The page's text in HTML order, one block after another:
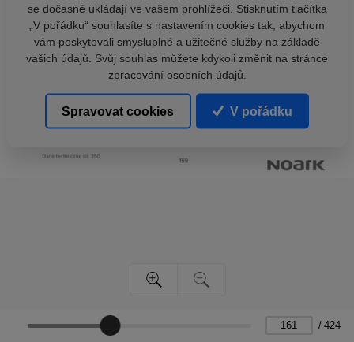
/ 424
se dočasně ukládají ve vašem prohlížeči. Stisknutím tlačítka
„V pořádku“ souhlasíte s nastavením cookies tak, abychom
vám poskytovali smysluplné a užitečné služby na základě
vašich údajů. Svůj souhlas můžete kdykoli změnit na stránce
zpracování osobních údajů.
Spravovat cookies V pořádku